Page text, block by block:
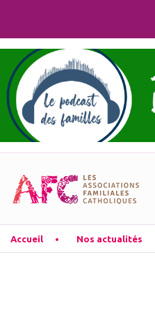
Accueil Nos actualités